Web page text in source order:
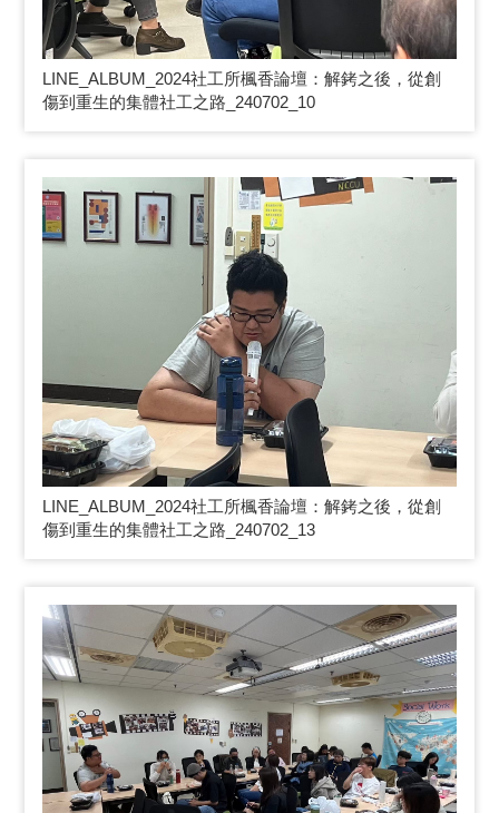
LINE_ALBUM_2024社工所楓香論壇：解銬之後，從創
傷到重生的集體社工之路_240702_10
LINE_ALBUM_2024社工所楓香論壇：解銬之後，從創
傷到重生的集體社工之路_240702_13